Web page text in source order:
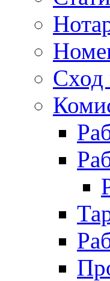
Сход